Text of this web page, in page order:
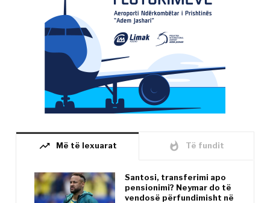
trending_up Më të lexuarat whatshot Të fundit
Santosi, transferimi apo
pensionimi? Neymar do të
vendosë përfundimisht në